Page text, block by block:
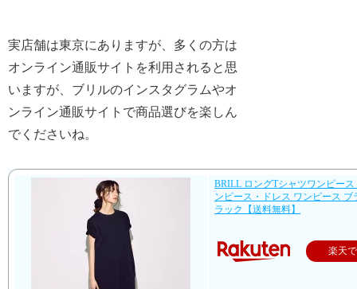
実店舗は東京にありますが、多くの方は
オンライン通販サイトを利用されると思
いますが、ブリルのインスタグラムやオ
ンライン通販サイトで商品選びを楽しん
でくださいね。
BRILL ロングTシャツワンピース
ンピース・ドレス ワンピース ブ
ラック【送料無料】
楽天